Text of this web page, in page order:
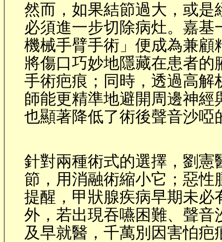
然而，如果結節過大，或
必須進一步切除病灶。嘉
機械手臂手術」便成為兼
將傷口巧妙地隱藏在患者
手術疤痕；同時，透過高解
師能更精準地避開周邊神
也顯著降低了術後聲音沙啞
針對兩種術式的選擇，劉
節，用消融術縮小它；惡
提醒，甲狀腺疾病早期未
外，若出現吞嚥困難、聲
及早就醫，千萬別因害怕